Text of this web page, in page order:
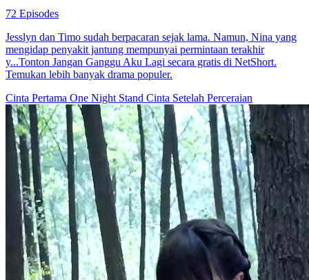
72 Episodes
Jesslyn dan Timo sudah berpacaran sejak lama. Namun, Nina yang
mengidap penyakit jantung mempunyai permintaan terakhir
y...Tonton Jangan Ganggu Aku Lagi secara gratis di NetShort.
Temukan lebih banyak drama populer.
Cinta Pertama One Night Stand Cinta Setelah Perceraian